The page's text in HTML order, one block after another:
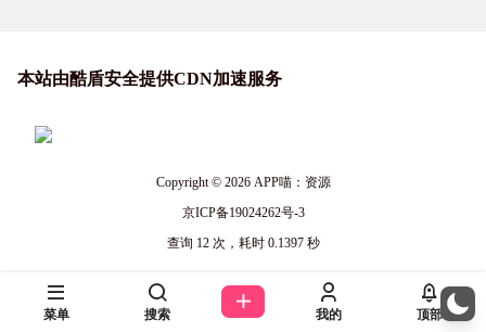
本站由酷盾安全提供CDN加速服务
Copyright © 2026APP喵：资源
京ICP备19024262号-3
查询 12 次，耗时 0.1397 秒
菜单 搜索 我的 顶部